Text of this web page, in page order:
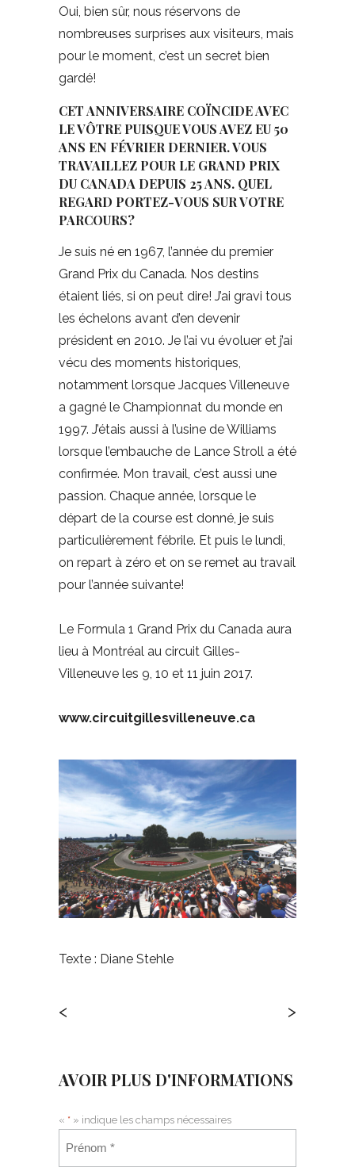
Oui, bien sûr, nous réservons de
nombreuses surprises aux visiteurs, mais
pour le moment, c’est un secret bien
gardé!
CET ANNIVERSAIRE COÏNCIDE AVEC
LE VÔTRE PUISQUE VOUS AVEZ EU 50
ANS EN FÉVRIER DERNIER. VOUS
TRAVAILLEZ POUR LE GRAND PRIX
DU CANADA DEPUIS 25 ANS. QUEL
REGARD PORTEZ-VOUS SUR VOTRE
PARCOURS?
Je suis né en 1967, l’année du premier
Grand Prix du Canada. Nos destins
étaient liés, si on peut dire! J’ai gravi tous
les échelons avant d’en devenir
président en 2010. Je l’ai vu évoluer et j’ai
vécu des moments historiques,
notamment lorsque Jacques Villeneuve
a gagné le Championnat du monde en
1997. J’étais aussi à l’usine de Williams
lorsque l’embauche de Lance Stroll a été
confirmée. Mon travail, c’est aussi une
passion. Chaque année, lorsque le
départ de la course est donné, je suis
particulièrement fébrile. Et puis le lundi,
on repart à zéro et on se remet au travail
pour l’année suivante!
Le Formula 1 Grand Prix du Canada aura
lieu à Montréal au circuit Gilles-
Villeneuve les 9, 10 et 11 juin 2017.
www.circuitgillesvilleneuve.ca
Texte : Diane Stehle
< >
AVOIR PLUS D'INFORMATIONS
« * » indique les champs nécessaires